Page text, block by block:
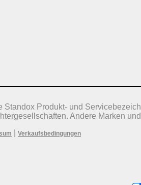
Standox Produkt- und
Andere Marken
Verkaufsbedingungen